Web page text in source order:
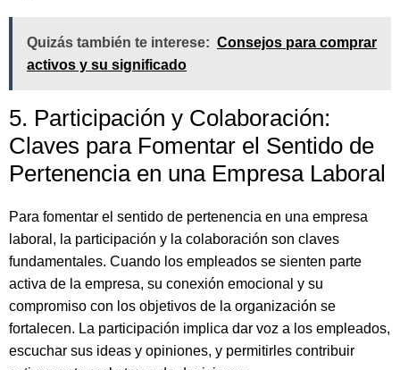
Quizás también te interese: Consejos para comprar
activos y su significado
5. Participación y Colaboración:
Claves para Fomentar el Sentido de
Pertenencia en una Empresa Laboral
Para fomentar el sentido de pertenencia en una empresa
laboral, la participación y la colaboración son claves
fundamentales. Cuando los empleados se sienten parte
activa de la empresa, su conexión emocional y su
compromiso con los objetivos de la organización se
fortalecen. La participación implica dar voz a los empleados,
escuchar sus ideas y opiniones, y permitirles contribuir